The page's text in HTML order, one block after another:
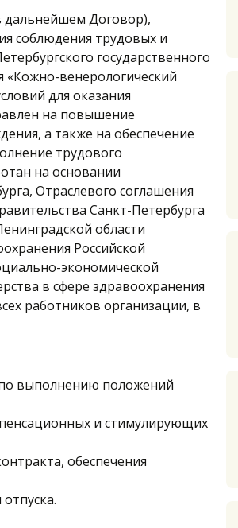
дальнейшем Договор),
соблюдения трудовых и
государственного
венерологический
для оказания
на повышение
а также на обеспечение
трудового
на основании
Отраслевого соглашения
Санкт-Петербурга
области
Российской
экономической
в сфере здравоохранения
работников организации, в
выполнению положений
и стимулирующих
обеспечения